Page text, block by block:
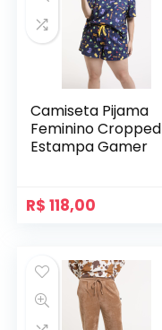
Camiseta Pijama
Feminino Cropped
Estampa Gamer
R$ 118,00